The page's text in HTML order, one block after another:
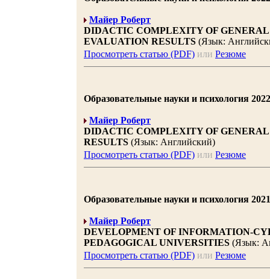
Майер Роберт
DIDACTIC COMPLEXITY OF GENERAL
EVALUATION RESULTS (Язык:
Просмотреть статью (PDF) или Резюме
Образовательные науки и психология
Майер Роберт
DIDACTIC COMPLEXITY OF
RESULTS (Язык: Английский)
Просмотреть статью (PDF) или Резюме
Образовательные науки и психология
Майер Роберт
DEVELOPMENT OF INFORMATION-
PEDAGOGICAL UNIVERSITIES (Язык:
Просмотреть статью (PDF) или Резюме